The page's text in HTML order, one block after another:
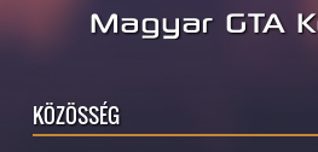
Magyar GTA
KÖZÖSSÉG